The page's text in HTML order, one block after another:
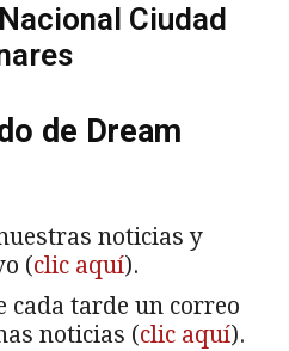
Ciudad
de Dream
noticias y
(clic aquí).
cada tarde un correo
noticias (clic aquí).